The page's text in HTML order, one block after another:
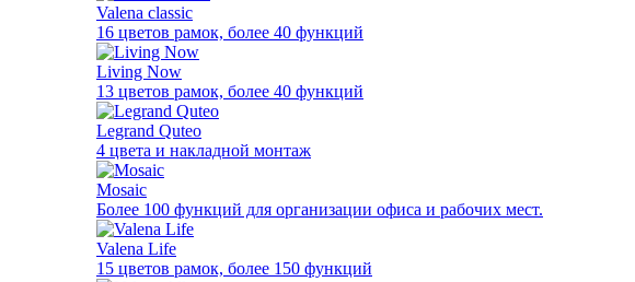
Valena classic
16 цветов рамок, более 40 функций
Living Now
13 цветов рамок, более 40 функций
Legrand Quteo
4 цвета и накладной монтаж
Mosaic
Более 100 функций для организации офиса и рабочих мест.
Valena Life
15 цветов рамок, более 150 функций